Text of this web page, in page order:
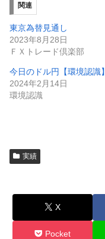
関連
東京為替見通し
2023年8月28日
ＦＸトレード倶楽部
今日のドル円【環境認識】
2024年2月14日
環境認識
実績
X
Pocket